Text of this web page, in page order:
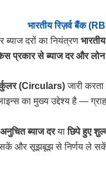
भारतीय रिज़र्व बैंक
ब्याज दरों का नियंत्रण
प्रकार से ब्याज दर और
(Circulars)जारी
का मुख्य उद्देश्य है —
अनुचित ब्याज दरयाछिपे हुए
सकें और सूझबूझ से निर्णय ले